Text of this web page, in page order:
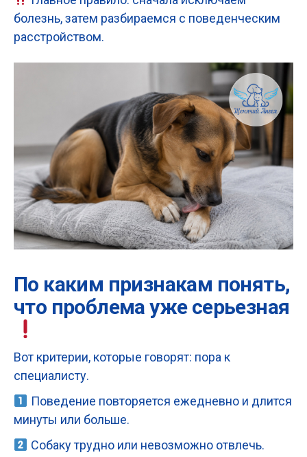
болезнь, затем разбираемся с поведенческим
расстройством.
По каким признакам понять,
что проблема уже серьезная
Вот критерии, которые говорят: пора к
специалисту.
Поведение повторяется ежедневно и длится
минуты или больше.
Собаку трудно или невозможно отвлечь.